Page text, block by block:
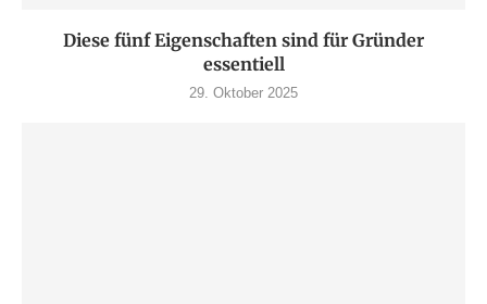
Diese fünf Eigenschaften sind für Gründer
essentiell
29. Oktober 2025